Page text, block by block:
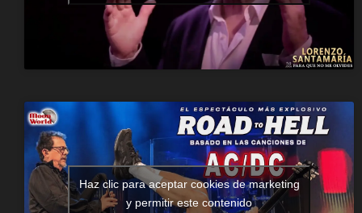
Haz clic para aceptar cookies de marketing
y permitir este contenido